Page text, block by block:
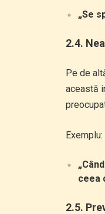
„Se
2.4.
Pe de
această
Exemplu:
ceea
2.5.